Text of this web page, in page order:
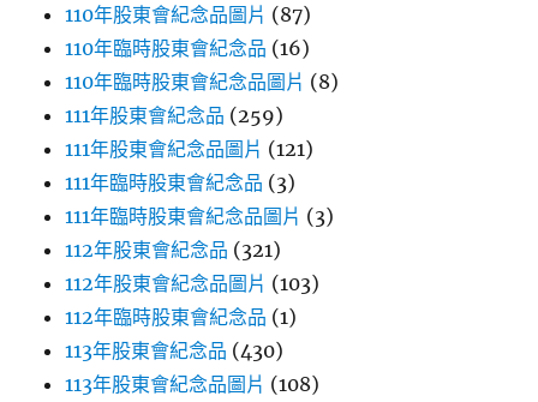
110年股東會紀念品圖片 (87)
110年臨時股東會紀念品 (16)
110年臨時股東會紀念品圖片 (8)
111年股東會紀念品 (259)
111年股東會紀念品圖片 (121)
111年臨時股東會紀念品 (3)
111年臨時股東會紀念品圖片 (3)
112年股東會紀念品 (321)
112年股東會紀念品圖片 (103)
112年臨時股東會紀念品 (1)
113年股東會紀念品 (430)
113年股東會紀念品圖片 (108)